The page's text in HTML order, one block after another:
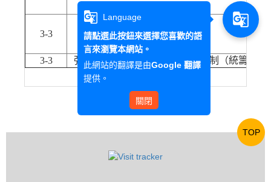
3-3 教學助理（統籌）
3-3 強化畢業生與雇主滿意度回櫃機制（統籌）
TOP
g_translate
Language
請點選此按鈕來選擇您喜歡的語
言來瀏覽本網站。
此網站的翻譯是由Google 翻譯
提供。
關閉
g_translate